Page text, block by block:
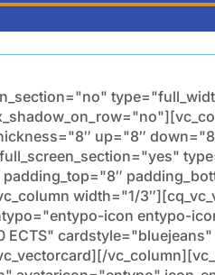
up="8″
width="1/
icon entypo-
cardstyle="bluejeans"